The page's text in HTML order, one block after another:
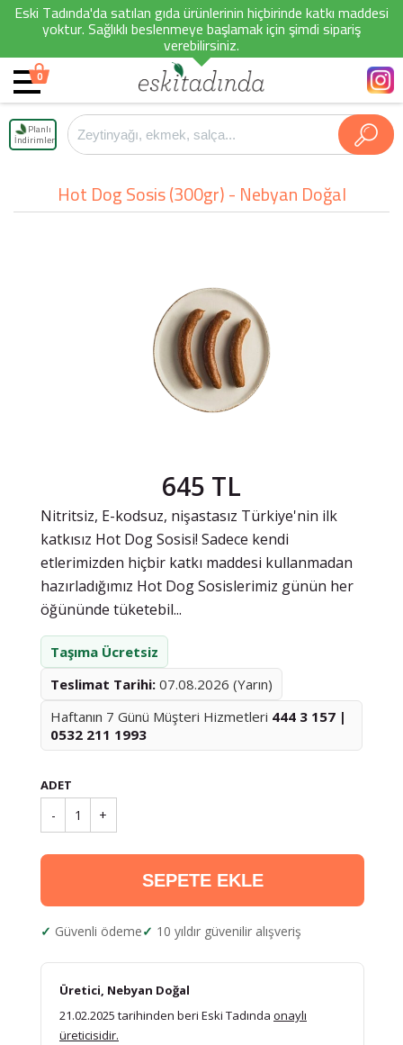
Eski Tadında'da satılan gıda ürünlerinin hiçbirinde katkı maddesi
yoktur. Sağlıklı beslenmeye başlamak için şimdi sipariş
verebilirsiniz.
0
Planlı
İndirimler
Hot Dog Sosis (300gr) - Nebyan Doğal
645 TL
Nitritsiz, E-kodsuz, nişastasız Türkiye'nin ilk
katkısız Hot Dog Sosisi! Sadece kendi
etlerimizden hiçbir katkı maddesi kullanmadan
hazırladığımız Hot Dog Sosislerimiz günün her
öğününde tüketebil...
Taşıma Ücretsiz
Teslimat Tarihi: 07.08.2026 (Yarın)
Haftanın 7 Günü Müşteri Hizmetleri 444 3 157 |
0532 211 1993
ADET
- 1 +
SEPETE EKLE
Güvenli ödeme 10 yıldır güvenilir alışveriş
Üretici, Nebyan Doğal
21.02.2025 tarihinden beri Eski Tadında onaylı
üreticisidir.